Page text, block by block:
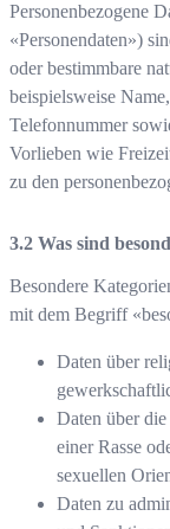
Personenbezogene
«Personendaten»)
oder bestimmbare
beispielsweise
Telefonnummer
Vorlieben wie
zu den
Was sind
Besondere
mit dem Begriff
Daten über
Daten über
einer Rasse
sexuellen
Daten zu